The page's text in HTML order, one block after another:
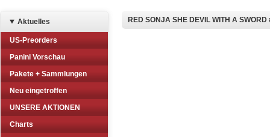
Aktuelles
US-Preorders
Panini Vorschau
Pakete + Sammlungen
Neu eingetroffen
UNSERE AKTIONEN
Charts
RED SONJA SHE DEVIL WITH A SWORD